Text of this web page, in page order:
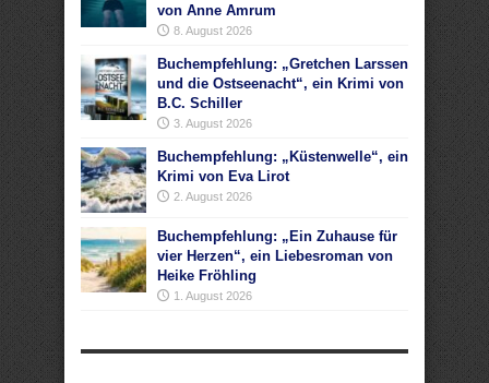
von Anne Amrum
8. August 2026
Buchempfehlung: „Gretchen Larssen
und die Ostseenacht“, ein Krimi von
B.C. Schiller
3. August 2026
Buchempfehlung: „Küstenwelle“, ein
Krimi von Eva Lirot
2. August 2026
Buchempfehlung: „Ein Zuhause für
vier Herzen“, ein Liebesroman von
Heike Fröhling
1. August 2026